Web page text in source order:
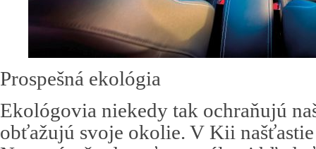
Prospešná ekológia
Ekológovia niekedy tak ochraňujú
obťažujú svoje okolie. V Kii